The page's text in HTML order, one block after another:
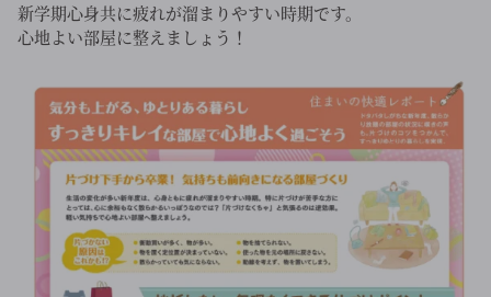
新学期心身共に疲れが溜まりやすい時期です。
心地よい部屋に整えましょう！